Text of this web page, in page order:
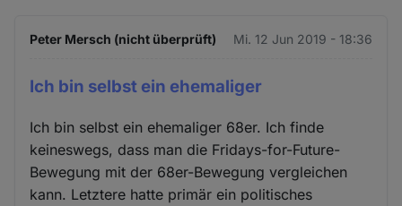
Peter Mersch (nicht überprüft) Mi. 12 Jun 2019 - 18:36
Ich bin selbst ein ehemaliger
Ich bin selbst ein ehemaliger 68er. Ich finde
keineswegs, dass man die Fridays-for-Future-
Bewegung mit der 68er-Bewegung vergleichen
kann. Letztere hatte primär ein politisches